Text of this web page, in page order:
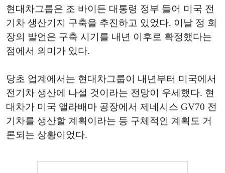
현대차그룹은 조 바이든 대통령 정부 들어 미국 전
기차 생산기지 구축을 추진하고 있었다. 이날 정 회
장의 발언은 구축 시기를 내년 이후로 확정했다는
점에서 의미가 있다.
당초 업계에서는 현대차그룹이 내년부터 미국에서
전기차 생산에 나설 것이라는 전망이 우세했다. 현
대차가 미국 앨라배마 공장에서 제네시스 GV70 전
기차를 생산할 계획이라는 등 구체적인 계획도 거
론되는 상황이었다.